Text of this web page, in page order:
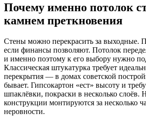
Почему именно потолок
камнем преткновения
Стены можно перекрасить за выходные.
если финансы позволяют. Потолок
и именно поэтому к его выбору нужно
Классическая штукатурка требует
перекрытия — в домах советской
бывает. Гипсокартон «ест» высоту и
шпаклёвки, покраски в несколько слоёв.
конструкции монтируются за несколько
неровности.